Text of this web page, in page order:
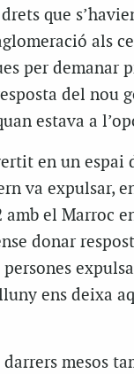
que
als
per demanar
del nou
estava a
en un espai
va expulsar,
el Marroc
donar
ens deixa
mesos